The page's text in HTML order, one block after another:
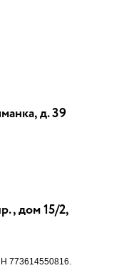
д. 39
дом 15/2,
773614550816.